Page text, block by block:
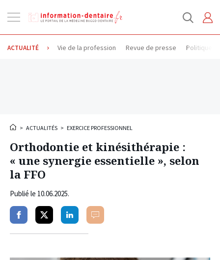
la
navigation
ACTUALITÉ Vie de la profession Revue de presse Politique
> ACTUALITÉS > EXERCICE PROFESSIONNEL
Orthodontie et kinésithérapie :
« une synergie essentielle », selon
la FFO
Publié le 10.06.2025.
PartagerPartagerPartagerCommenter